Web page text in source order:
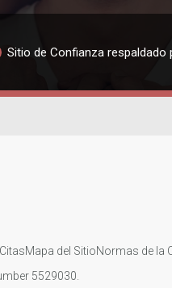
Sitio de Confianza respaldado
Mapa del SitioNormas de la
5529030.